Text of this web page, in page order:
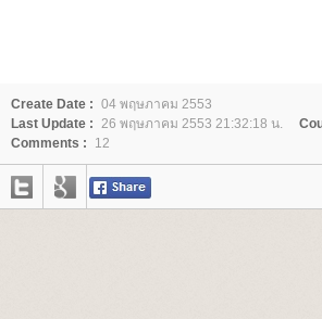
Create Date : 04 พฤษภาคม 2553
Last Update :
26 พฤษภาคม 2553 21:32:18 น.
Comments :
12